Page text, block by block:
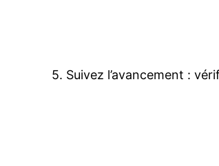
5. Suivez l’avancement :